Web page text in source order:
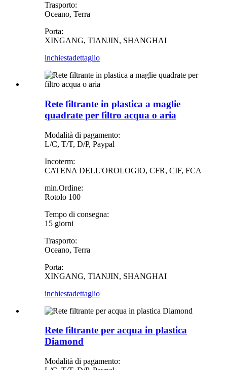
Trasporto:
Oceano, Terra
Porta:
XINGANG, TIANJIN, SHANGHAI
inchiestadettaglio
Rete filtrante in plastica a maglie
quadrate per filtro acqua o aria
Modalità di pagamento:
L/C, T/T, D/P, Paypal
Incoterm:
CATENA DELL'OROLOGIO, CFR, CIF, FCA
min.Ordine:
Rotolo 100
Tempo di consegna:
15 giorni
Trasporto:
Oceano, Terra
Porta:
XINGANG, TIANJIN, SHANGHAI
inchiestadettaglio
Rete filtrante per acqua in plastica
Diamond
Modalità di pagamento: